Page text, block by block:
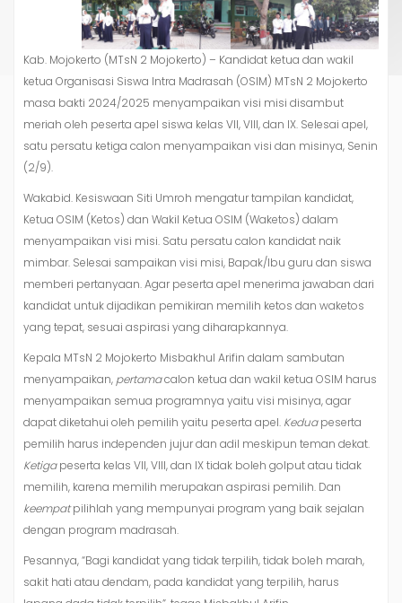
Kab. Mojokerto (MTsN 2 Mojokerto) – Kandidat ketua dan wakil
ketua Organisasi Siswa Intra Madrasah (OSIM) MTsN 2 Mojokerto
masa bakti 2024/2025 menyampaikan visi misi disambut
meriah oleh peserta apel siswa kelas VII, VIII, dan IX. Selesai apel,
satu persatu ketiga calon menyampaikan visi dan misinya, Senin
(2/9).
Wakabid. Kesiswaan Siti Umroh mengatur tampilan kandidat,
Ketua OSIM (Ketos) dan Wakil Ketua OSIM (Waketos) dalam
menyampaikan visi misi. Satu persatu calon kandidat naik
mimbar. Selesai sampaikan visi misi, Bapak/Ibu guru dan siswa
memberi pertanyaan. Agar peserta apel menerima jawaban dari
kandidat untuk dijadikan pemikiran memilih ketos dan waketos
yang tepat, sesuai aspirasi yang diharapkannya.
Kepala MTsN 2 Mojokerto Misbakhul Arifin dalam sambutan
menyampaikan, pertamacalon ketua dan wakil ketua OSIM harus
menyampaikan semua programnya yaitu visi misinya, agar
dapat diketahui oleh pemilih yaitu peserta apel. Keduapeserta
pemilih harus independen jujur dan adil meskipun teman dekat.
Ketigapeserta kelas VII, VIII, dan IX tidak boleh golput atau tidak
memilih, karena memilih merupakan aspirasi pemilih. Dan
keempatpilihlah yang mempunyai program yang baik sejalan
dengan program madrasah.
Pesannya, “Bagi kandidat yang tidak terpilih, tidak boleh marah,
sakit hati atau dendam, pada kandidat yang terpilih, harus